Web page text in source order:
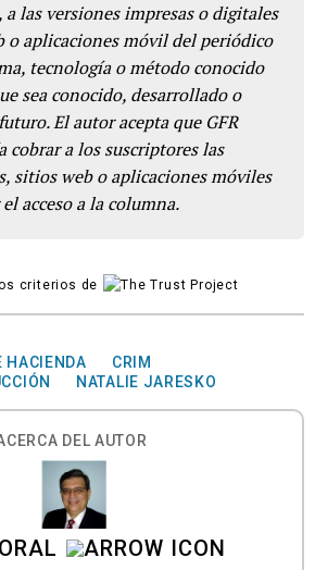
las versiones impresas o digitales
o aplicaciones móvil del periódico
tecnología o método conocido
sea conocido, desarrollado o
El autor acepta que GFR
cobrar a los suscriptores las
sitios web o aplicaciones móviles
acceso a la columna.
criterios de
HACIENDA
CRIM
NATALIE JARESKO
DEL AUTOR